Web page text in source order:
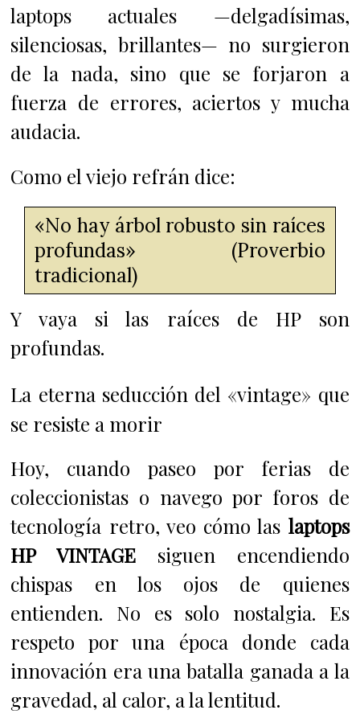
laptops actuales —delgadísimas,
silenciosas, brillantes— no surgieron
de la nada, sino que se forjaron a
fuerza de errores, aciertos y mucha
audacia.
Como el viejo refrán dice:
«No hay árbol robusto sin raíces
profundas» (Proverbio
tradicional)
Y vaya si las raíces de HP son
profundas.
La eterna seducción del «vintage» que
se resiste a morir
Hoy, cuando paseo por ferias de
coleccionistas o navego por foros de
tecnología retro, veo cómo las laptops
HP VINTAGE siguen encendiendo
chispas en los ojos de quienes
entienden. No es solo nostalgia. Es
respeto por una época donde cada
innovación era una batalla ganada a la
gravedad, al calor, a la lentitud.